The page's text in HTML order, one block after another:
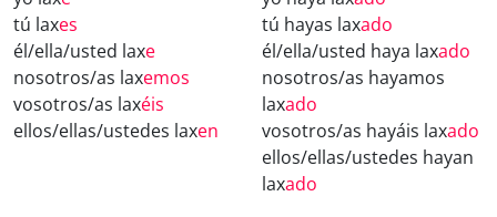
tú laxes
él/ella/usted laxe
nosotros/as laxemos
vosotros/as laxéis
ellos/ellas/ustedes laxen
tú hayas laxado
él/ella/usted haya laxado
nosotros/as hayamos
laxado
vosotros/as hayáis laxado
ellos/ellas/ustedes hayan
laxado